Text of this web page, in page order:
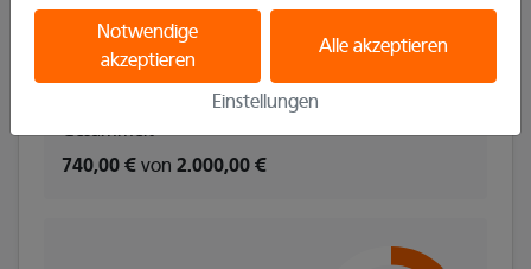
Notwendige
akzeptieren
Alle akzeptieren
Einstellungen
Spendenstatistik
Gesammelt
740,00 € von 2.000,00 €